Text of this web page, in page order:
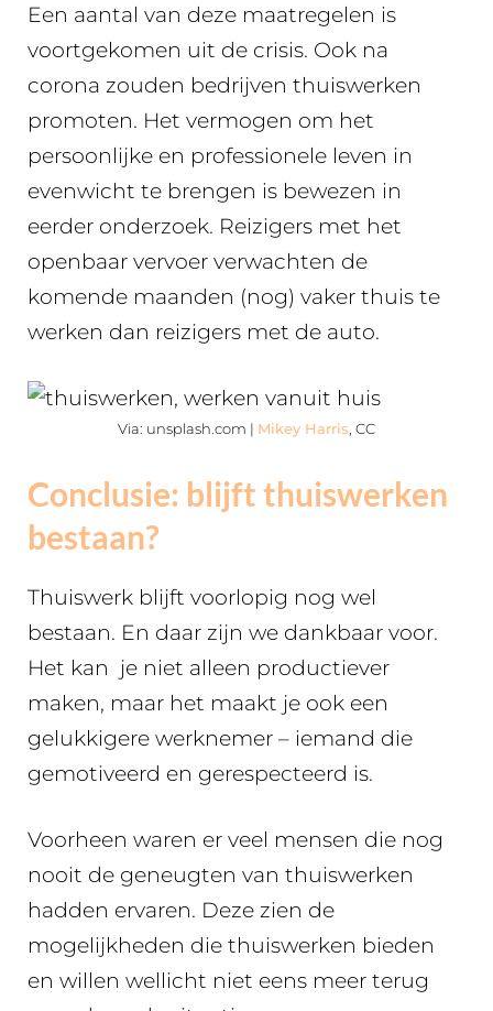
Een aantal van deze maatregelen is
voortgekomen uit de crisis. Ook na
corona zouden bedrijven thuiswerken
promoten. Het vermogen om het
persoonlijke en professionele leven in
evenwicht te brengen is bewezen in
eerder onderzoek. Reizigers met het
openbaar vervoer verwachten de
komende maanden (nog) vaker thuis te
werken dan reizigers met de auto.
Via: unsplash.com | Mikey Harris, CC
Conclusie: blijft thuiswerken
bestaan?
Thuiswerk blijft voorlopig nog wel
bestaan. En daar zijn we dankbaar voor.
Het kan je niet alleen productiever
maken, maar het maakt je ook een
gelukkigere werknemer – iemand die
gemotiveerd en gerespecteerd is.
Voorheen waren er veel mensen die nog
nooit de geneugten van thuiswerken
hadden ervaren. Deze zien de
mogelijkheden die thuiswerken bieden
en willen wellicht niet eens meer terug